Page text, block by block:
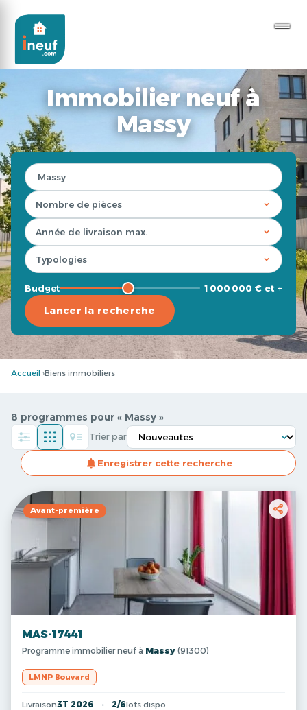
Immobilier neuf à
Massy
Budget 1 000 000 € et +
Lancer la recherche
Accueil Biens immobiliers
8 programmes pour « Massy »
Enregistrer cette recherche
Trier par
Avant-première
MAS-17441
Programme immobilier neuf à Massy (91300)
LMNP Bouvard
Livraison3T 2026 2/6lots dispo